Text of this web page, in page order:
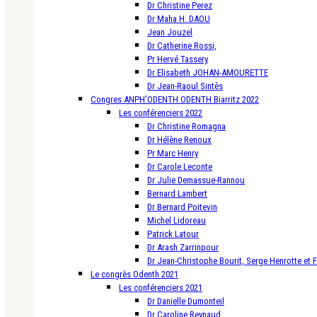
Dr Christine Perez
Dr Maha H. DAOU
Jean Jouzel
Dr Catherine Rossi,
Pr Hervé Tassery
Dr Elisabeth JOHAN-AMOURETTE
Dr Jean-Raoul Sintès
Congres ANPH’ODENTH ODENTH Biarritz 2022
Les conférenciers 2022
Dr Christine Romagna
Dr Hélène Renoux
Pr Marc Henry
Dr Carole Leconte
Dr Julie Demassue-Rannou
Bernard Lambert
Dr Bernard Poitevin
Michel Lidoreau
Patrick Latour
Dr Arash Zarrinpour
Dr Jean-Christophe Bourit, Serge Henrotte et
Le congrès Odenth 2021
Les conférenciers 2021
Dr Danielle Dumonteil
Dr Caroline Reynaud